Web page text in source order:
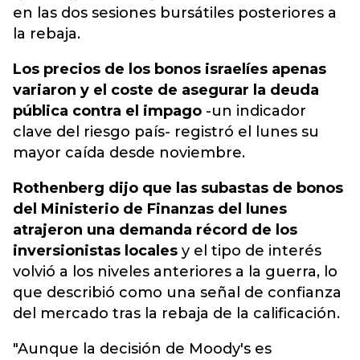
en las dos sesiones bursátiles posteriores a
la rebaja.
Los precios de los bonos israelíes apenas
variaron y el coste de asegurar la deuda
pública contra el impago -un indicador
clave del riesgo país- registró el lunes su
mayor caída desde noviembre.
Rothenberg dijo que las subastas de bonos
del Ministerio de Finanzas del lunes
atrajeron una demanda récord de los
inversionistas locales y el tipo de interés
volvió a los niveles anteriores a la guerra, lo
que describió como una señal de confianza
del mercado tras la rebaja de la calificación.
"Aunque la decisión de Moody's es